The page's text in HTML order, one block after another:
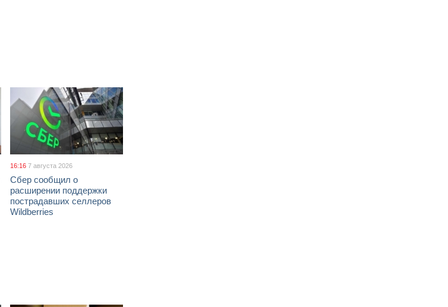
16:16 7 августа 2026
Сбер сообщил о
расширении поддержки
пострадавших селлеров
Wildberries